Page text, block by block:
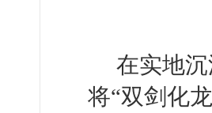
在实地
将“双剑化